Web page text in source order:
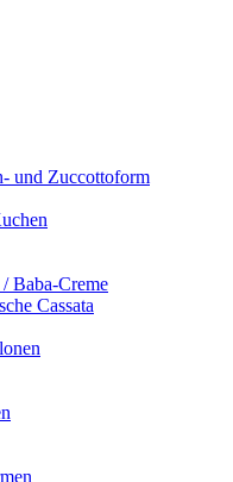
und Zuccottoform
Baba-Creme
Cassata